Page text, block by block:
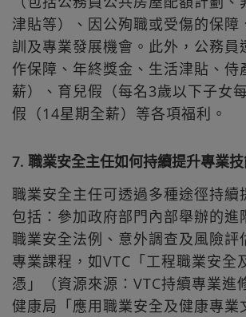
津貼等）、因公殉職或受傷的保障
訓及專業發展機會。此外，公務員
作保障、年終獎金、生活津貼、侍
薪）、育兒假（每名3歲以下子女
假（14星期全薪）等各項福利。
7. 職業安全主任如何持續提升專業技
職業安全主任可透過多種途徑持續
包括：參加政府部門內部舉辦的進
職業安全法例、意外調查及風險評
專業課程，如VTC「工程職業安全
憑」（資源來源：VTC持續專業進
健康局「應用職業安全及健康專業